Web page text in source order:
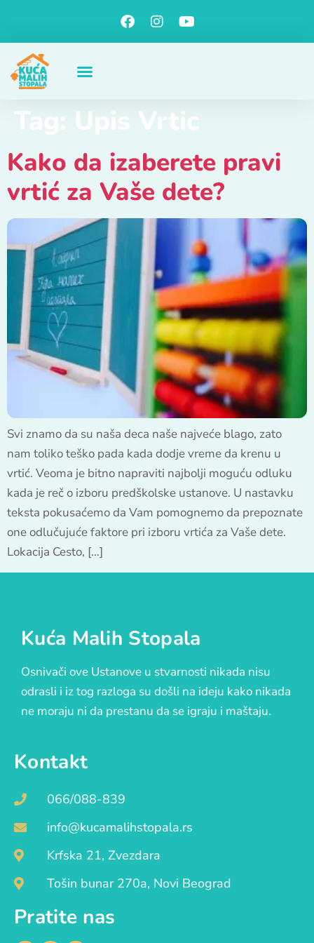
Tag: Upis Vrtic
Kako da izaberete pravi
vrtić za Vaše dete?
Svi znamo da su naša deca naše najveće blago, zato
nam toliko teško pada kada dodje vreme da krenu u
vrtić. Veoma je bitno napraviti najbolji moguću odluku
kada je reč o izboru predškolske ustanove. U nastavku
teksta pokusaćemo da Vam pomognemo da prepoznate
one odlučujuće faktore pri izboru vrtića za Vaše dete.
Lokacija Cesto, […]
Kuća Malih Stopala
Osnivači ove Ustanove u stvarnosti nikada nisu
odrasli i iz tog razloga su došli na ideju kako nikada
ne moraju ni da prestanu da se igraju i maštaju.
Kontakt
066/088-839
info@kucamalihstopala.rs
Krfska 21, Zvezdara
Tošin bunar 270a, Novi Beograd
Pratite nas